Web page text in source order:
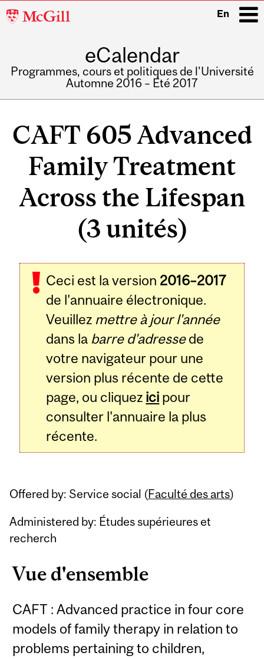
McGill
En
eCalendar
Programmes, cours et politiques de l'Université
Automne 2016 – Été 2017
CAFT 605 Advanced
Family Treatment
Across the Lifespan
(3 unités)
Ceci est la version 2016–2017
de l'annuaire électronique.
Veuillez mettre à jour l'année
dans la barre d'adressede
votre navigateur pour une
version plus récente de cette
page, ou cliquez ici pour
consulter l'annuaire la plus
récente.
Offered by: Service social (Faculté des arts)
Administered by: Études supérieures et
recherch
Vue d'ensemble
CAFT : Advanced practice in four core
models of family therapy in relation to
problems pertaining to children,